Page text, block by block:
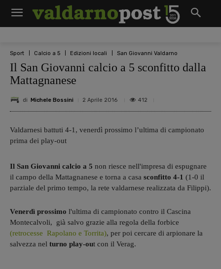
Sport Calcio a 5 Edizioni locali San Giovanni Valdarno
Il San Giovanni calcio a 5 sconfitto dalla
Mattagnanese
di Michele Bossini 2 Aprile 2016 412
Valdarnesi battuti 4-1, venerdì prossimo l’ultima di campionato
prima dei play-out
Il San Giovanni calcio a 5 non riesce nell'impresa di espugnare
il campo della Mattagnanese e torna a casa sconfitto 4-1 (1-0 il
parziale del primo tempo, la rete valdarnese realizzata da Filippi).
Venerdì prossimo l'ultima di campionato contro il Cascina
Montecalvoli, già salvo grazie alla regola della forbice
(retrocesse Rapolano e Torrita), per poi cercare di arpionare la
salvezza nel turno play-out con il Verag.